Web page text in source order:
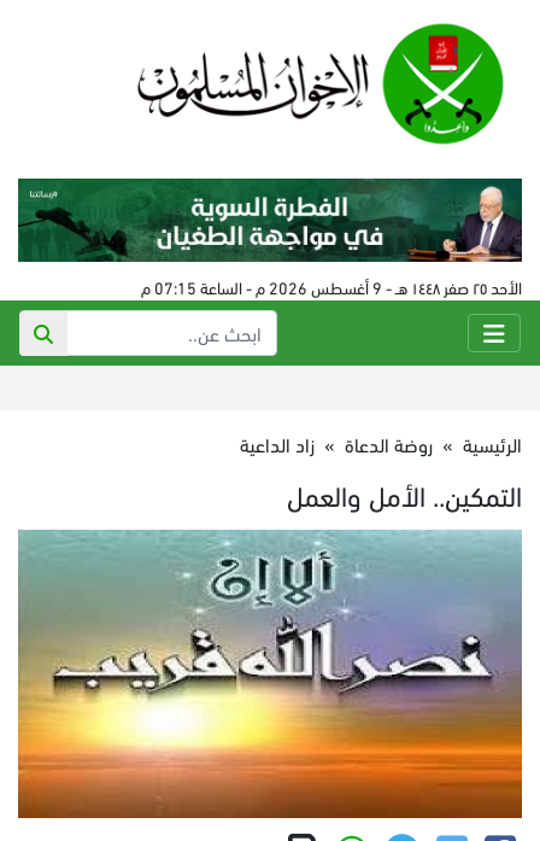
الأحد ٢٥ صفر ١٤٤٨ هـ - 9 أغسطس 2026 م - الساعة 07:15 م
الرئيسية » روضة الدعاة » زاد الداعية
التمكين.. الأمل والعمل